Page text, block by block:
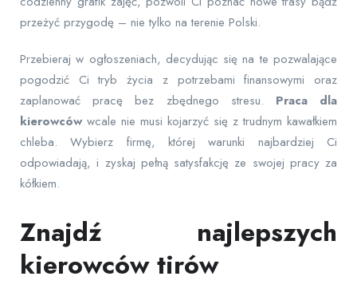
przeżyć przygodę – nie tylko na terenie Polski.
Przebieraj w ogłoszeniach, decydując się na te pozwalające
pogodzić Ci tryb życia z potrzebami finansowymi oraz
zaplanować pracę bez zbędnego stresu. Praca dla
kierowcówwcale nie musi kojarzyć się z trudnym kawałkiem
chleba. Wybierz firmę, której warunki najbardziej Ci
odpowiadają, i zyskaj pełną satysfakcję ze swojej pracy za
kółkiem.
Znajdź najlepszych
kierowców tirów